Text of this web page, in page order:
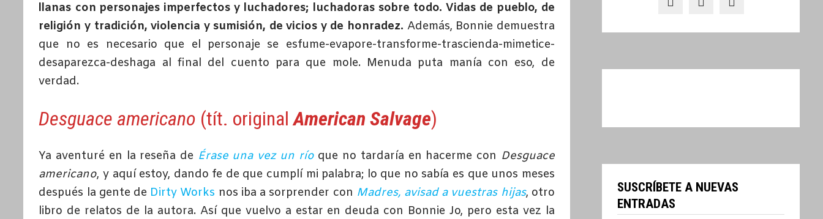
llanas con personajes imperfectos y luchadores; luchadoras sobre todo. Vidas de pueblo, de
religión y tradición, violencia y sumisión, de vicios y de honradez. Además, Bonnie demuestra
que no es necesario que el personaje se esfume-evapore-transforme-trascienda-mimetice-
desaparezca-deshaga al final del cuento para que mole. Menuda puta manía con eso, de
verdad.
Desguace americano (tít. originalAmerican Salvage)
Ya aventuré en la reseña de Érase una vez un ríoque no tardaría en hacerme con Desguace
americano, y aquí estoy, dando fe de que cumplí mi palabra; lo que no sabía es que unos meses
después la gente de Dirty Works nos iba a sorprender con Madres, avisad a vuestras hijas, otro
libro de relatos de la autora. Así que vuelvo a estar en deuda con Bonnie Jo, pero esta vez la
SUSCRÍBETE A NUEVAS
ENTRADAS